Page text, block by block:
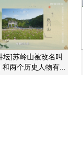
坛]苏岭山被改名叫
和两个历史人物有...